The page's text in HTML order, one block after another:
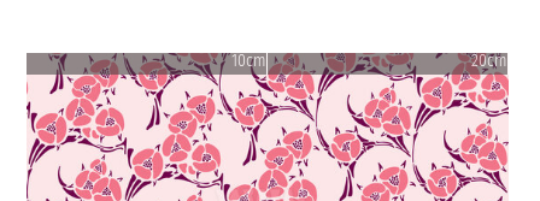
10cm 20cm